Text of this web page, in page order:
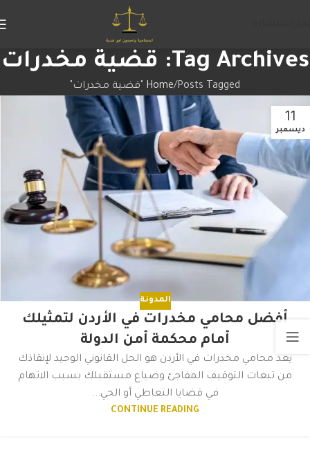
Tag Archives: قضية مخدرات
Home Posts Tagged "قضية مخدرات"
11
ديسمبر
المدونة
أفضل محامي مخدرات في الأردن لتمثيلك
أمام محكمة أمن الدولة
يعد محامي مخدرات في الأردن هو الحل القانوني الوحيد لإنقاذك
من تبعات التوقيف المفاجئ وضياع مستقبلك بسبب الاتهام
في قضايا التعاطي أو الحي...
CONTINUE READING